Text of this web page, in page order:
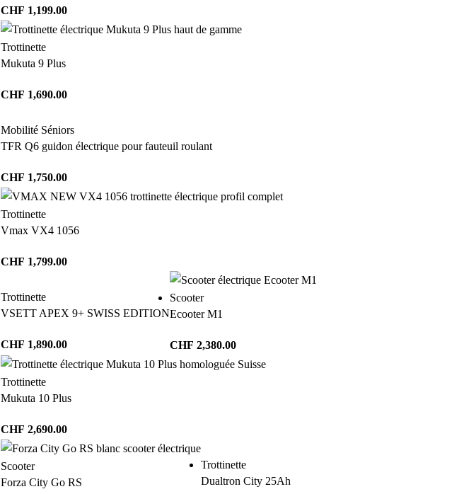
CHF 1,199.00
Trottinette
Mukuta 9 Plus
CHF 1,690.00
Mobilité Séniors
TFR Q6 guidon électrique pour fauteuil roulant
CHF 1,750.00
Trottinette
Vmax VX4 1056
CHF 1,799.00
Trottinette
VSETT APEX 9+ SWISS EDITION
CHF 1,890.00
Scooter
Ecooter M1
CHF 2,380.00
Trottinette
Mukuta 10 Plus
CHF 2,690.00
Scooter
Forza City Go RS
Trottinette
Dualtron City 25Ah